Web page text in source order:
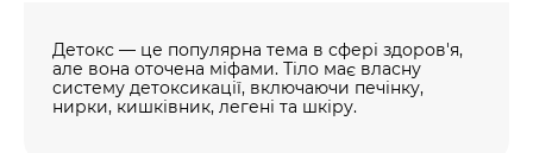
Детокс — це популярна тема в сфері здоров'я,
але вона оточена міфами. Тіло має власну
систему детоксикації, включаючи печінку,
нирки, кишківник, легені та шкіру.